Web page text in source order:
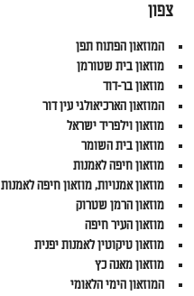
צפון
המוזאון הפתוח תפן
מוזאון בית שטורמן
מוזאון בר-דוד
המוזאון הארכיאולגי עין דור
מוזאון וילפריד ישראל
מוזאון בית השומר
מוזאון חיפה לאמנות
מוזאון אמנויות, מוזאון חיפה לאמנות
מוזאון הרמן שטרוק
מוזאון העיר חיפה
מוזאון טיקוטין לאמנות יפנית
מוזאון מאנה כץ
המוזאון הימי הלאומי